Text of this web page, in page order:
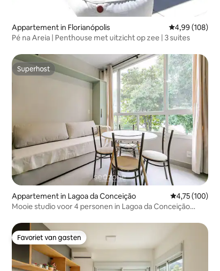
Appartement in Florianópolis Gemiddelde
4,99 (108)
Pé na Areia | Penthouse met uitzicht op zee | 3 suites
Superhost
Superhost
Appartement in Lagoa da Conceição Gemiddelde
4,75 (100)
Mooie studio voor 4 personen in Lagoa da Conceição
Favoriet van gasten
Favoriet van gasten